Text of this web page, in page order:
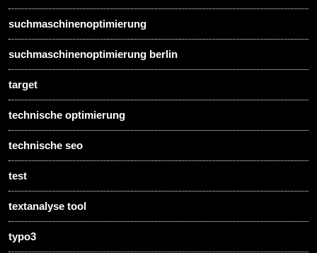
suchmaschinenoptimierung
suchmaschinenoptimierung berlin
target
technische optimierung
technische seo
test
textanalyse tool
typo3